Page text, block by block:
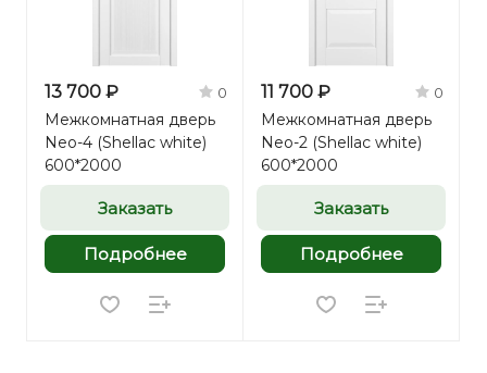
13 700 ₽ 0
Межкомнатная дверь
Neo-4 (Shellac white)
600*2000
Заказать
Подробнее
11 700 ₽ 0
Межкомнатная дверь
Neo-2 (Shellac white)
600*2000
Заказать
Подробнее